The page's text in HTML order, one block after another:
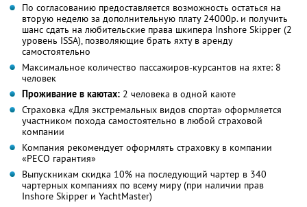
По согласованию предоставляется возможность остаться на
вторую неделю за дополнительную плату 24000р. и получить
шанс сдать на любительские права шкипера Inshore Skipper (2
уровень ISSA), позволяющие брать яхту в аренду
самостоятельно
Максимальное количество пассажиров-курсантов на яхте: 8
человек
Проживание в каютах: 2 человека в одной каюте
Страховка «Для экстремальных видов спорта» оформляется
участником похода самостоятельно в любой страховой
компании
Компания рекомендует оформлять страховку в компании
«РЕСО гарантия»
Выпускникам скидка 10% на последующий чартер в 340
чартерных компаниях по всему миру (при наличии прав
Inshore Skipper и YachtMaster)